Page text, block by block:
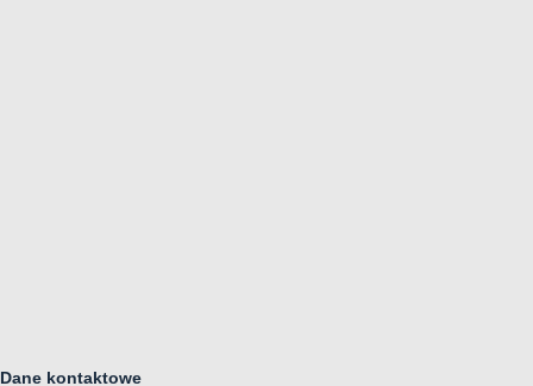
Dane kontaktowe